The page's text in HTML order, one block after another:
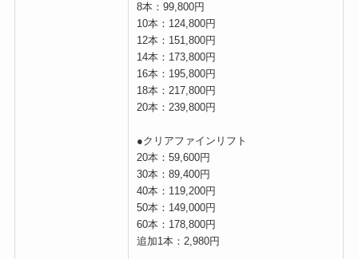
8本：99,800円
10本：124,800円
12本：151,800円
14本：173,800円
16本：195,800円
18本：217,800円
20本：239,800円
●クリアファインリフト
20本：59,600円
30本：89,400円
40本：119,200円
50本：149,000円
60本：178,800円
追加1本：2,980円